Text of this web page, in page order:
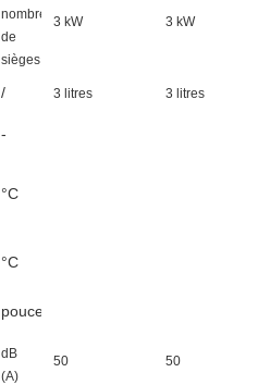
nombre
de
sièges
3 kW 3 kW
/ 3 litres 3 litres
-
°C
°C
pouces
dB
(A)
50 50